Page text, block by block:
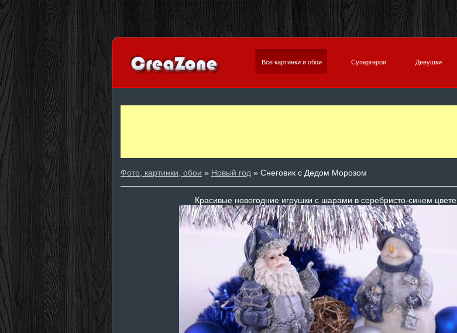
Все картинки и обои Супергерои Девушки
Фото, картинки, обои » Новый год » Снеговик с Дедом Морозом
Красивые новогодние игрушки с шарами в серебристо-синем цвете